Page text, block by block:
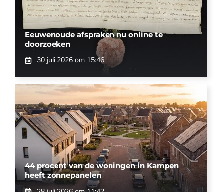
Eeuwenoude afspraken nu online te
doorzoeken
30 juli 2026 om 15:46
44 procent van de woningen in Kampen
heeft zonnepanelen